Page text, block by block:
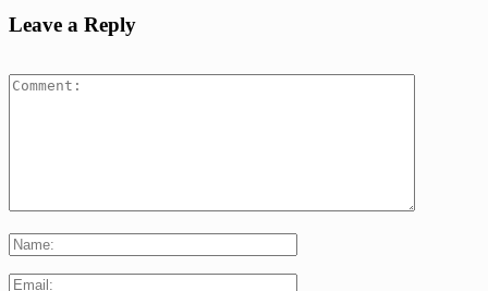
Leave a Reply